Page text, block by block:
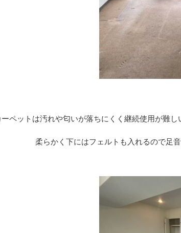
ーペットは汚れや匂いが落ちにくく継続使用が難
柔らかく下にはフェルトも入れるので足